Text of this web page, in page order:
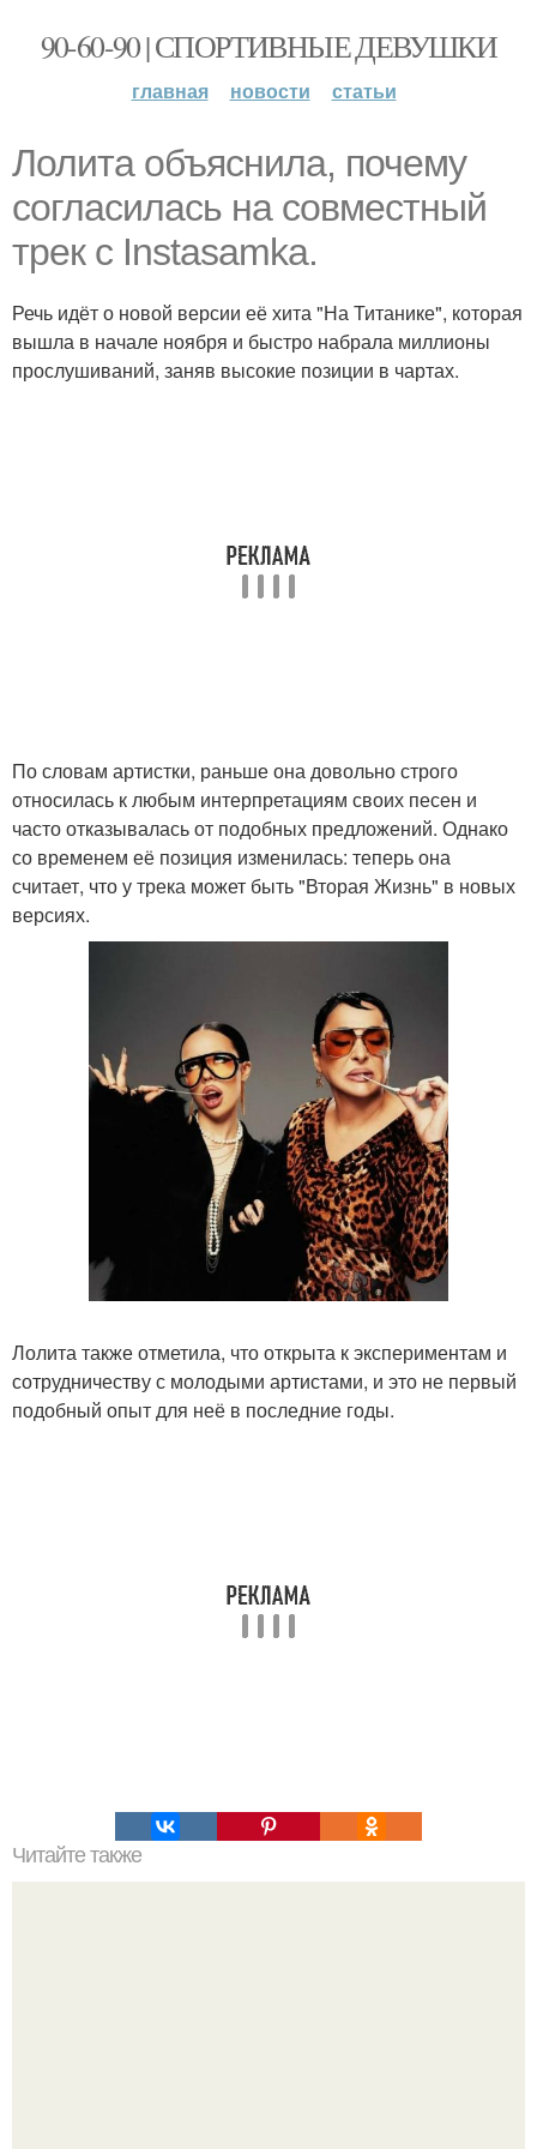
90-60-90 | СПОРТИВНЫЕ ДЕВУШКИ
главная новости статьи
Лолита объяснила, почему
согласилась на совместный
трек с Instasamka.
Речь идёт о новой версии её хита "На Титанике", которая
вышла в начале ноября и быстро набрала миллионы
прослушиваний, заняв высокие позиции в чартах.
По словам артистки, раньше она довольно строго
относилась к любым интерпретациям своих песен и
часто отказывалась от подобных предложений. Однако
со временем её позиция изменилась: теперь она
считает, что у трека может быть "Вторая Жизнь" в новых
версиях.
Лолита также отметила, что открыта к экспериментам и
сотрудничеству с молодыми артистами, и это не первый
подобный опыт для неё в последние годы.
Читайте также